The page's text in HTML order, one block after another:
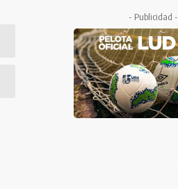
- Publicidad -